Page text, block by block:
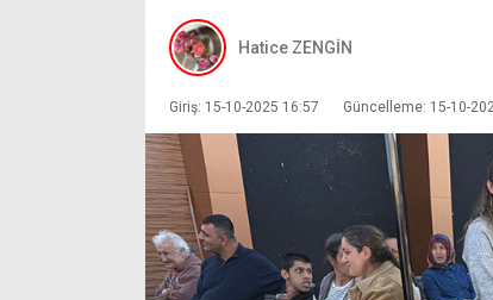
Hatice ZENGİN
Giriş: 15-10-2025 16:57 Güncelleme: 15-10-